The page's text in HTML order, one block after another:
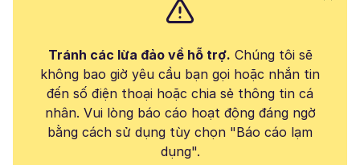
Tránh các lừa đảo về hỗ trợ. Chúng tôi sẽ
không bao giờ yêu cầu bạn gọi hoặc nhắn tin
đến số điện thoại hoặc chia sẻ thông tin cá
nhân. Vui lòng báo cáo hoạt động đáng ngờ
bằng cách sử dụng tùy chọn "Báo cáo lạm
dụng".